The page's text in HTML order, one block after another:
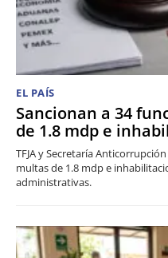
EL PAÍS
Sancionan a 34
de 1.8 mdp e
TFJA y Secretaría
multas de 1.8 mdp e
administrativas.